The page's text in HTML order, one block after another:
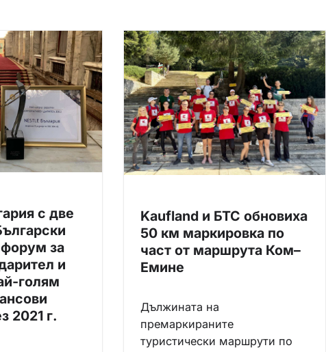
с две
за
и
голям
2021 г.
Kaufland и БТС обновиха
50 км маркировка по
част от маршрута Ком–
Емине
Дължината на
премаркираните
туристически маршрути по